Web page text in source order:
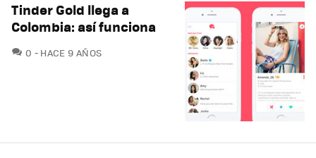
Tinder Gold llega a
Colombia: así funciona
0 COMENTARIOS
HACE 9 AÑOS